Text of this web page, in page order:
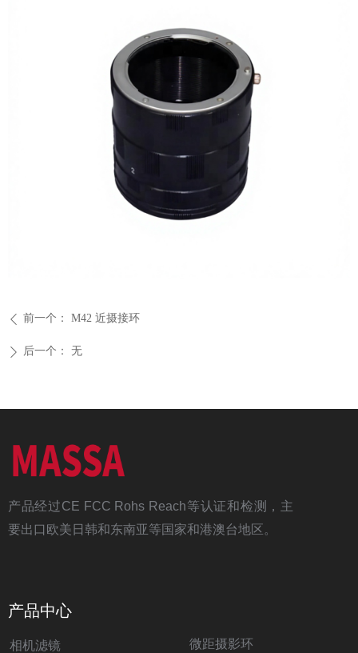
ꄴ 前一个： M42 近摄接环
ꄲ 后一个： 无
产品经过CE FCC Rohs Reach等认证和检测，主
要出口欧美日韩和东南亚等国家和港澳台地区。
产品中心
相机滤镜
微距摄影环